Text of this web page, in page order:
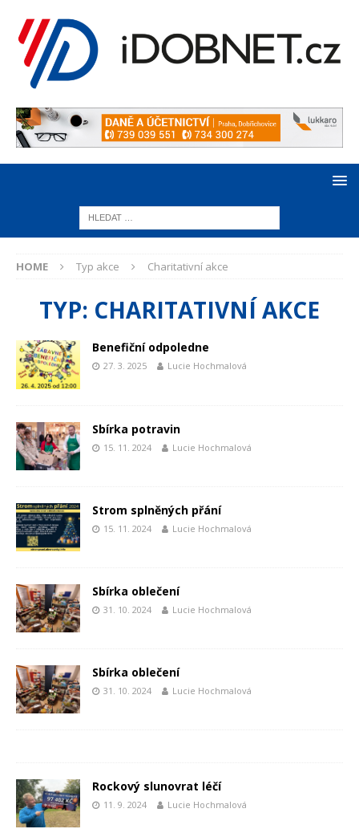
HOME Typ akce Charitativní akce
TYP: CHARITATIVNÍ AKCE
Benefiční odpoledne
27. 3. 2025 Lucie Hochmalová
Sbírka potravin
15. 11. 2024 Lucie Hochmalová
Strom splněných přání
15. 11. 2024 Lucie Hochmalová
Sbírka oblečení
31. 10. 2024 Lucie Hochmalová
Sbírka oblečení
31. 10. 2024 Lucie Hochmalová
Rockový slunovrat léčí
11. 9. 2024 Lucie Hochmalová